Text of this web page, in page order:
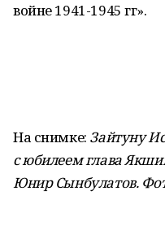
войне 1941-1945 гг».
На снимке: Зайтуну
с юбилеем глава
Юнир Сынбулатов.